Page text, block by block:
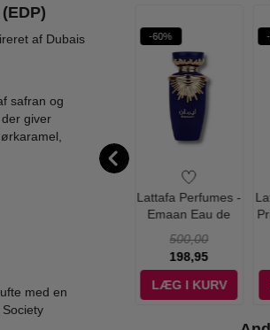
af Dubais
safran og
giver
med en
-62%
LÆG I KURV
-60%
Lattafa Perfumes -
Emaan Eau de
500,00
198,95
LÆG I KURV